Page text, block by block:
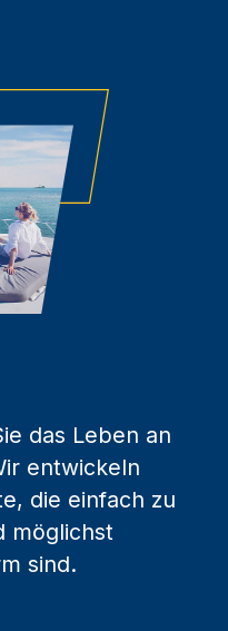
das Leben an
entwickeln
die einfach zu
möglichst
sind.